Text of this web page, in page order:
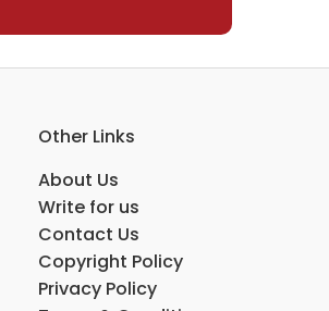
Other Links
About Us
Write for us
Contact Us
Copyright Policy
Privacy Policy